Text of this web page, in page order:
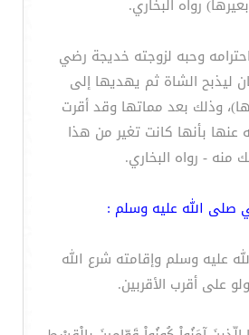
رواه البخاري.
وحبه لزوجته خديجة رضي
ليذبح الشاة ثم يهديها إلى
وذلك بعد مماتها وقد أقرت
بأنها كانت تغير من هذا
منه - رواه البخاري.
صلى الله عليه وسلم :
عليه وسلم وإقامته شرع الله
على أقرب الأقربين.